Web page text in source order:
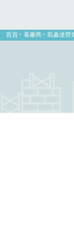
首頁 看廠商 凱鑫達營